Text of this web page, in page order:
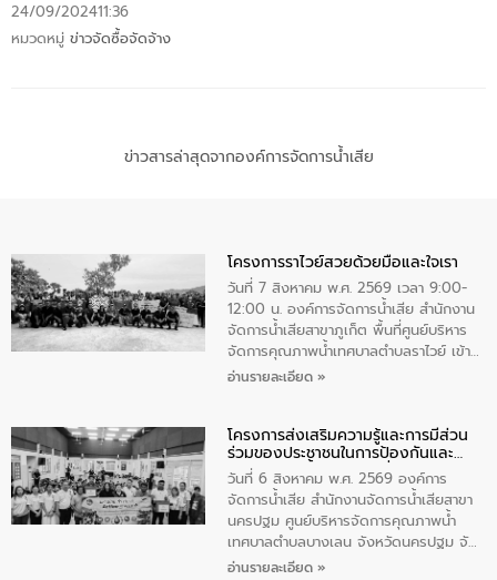
24/09/202411:36
หมวดหมู่ ข่าวจัดซื้อจัดจ้าง
ข่าวสารล่าสุดจากองค์การจัดการน้ำเสีย
โครงการราไวย์สวยด้วยมือและใจเรา
วันที่ 7 สิงหาคม พ.ศ. 2569 เวลา 9:00-
12:00 น. องค์การจัดการน้ำเสีย สำนักงาน
จัดการน้ำเสียสาขาภูเก็ต พื้นที่ศูนย์บริหาร
จัดการคุณภาพน้ำเทศบาลตำบลราไวย์ เข้า
ร่วมโครงการราไวย์สวยด้วยมือและใจเรา
ประชาชน ตัวแทนจากโรงแรมต่างๆ ในเขต
เทศบาลตำบลราไวย์ ศูนย์บริหารจัดการ
คุณภาพน้ำเทศบาลตำบลราไวย์ นำโดยนาย
น้อย แก้วเศษ ผู้จัดการสำนักงานจัดการน้ำ
เสียสาขาภูเก็ต พร้อมด้วยเจ้าหน้าที่ จำนวน
5 คน ร่วมทำกิจกรรม ทำความสะอาด
ชายหาดและแหล่งท่องเที่ยว ณ บริเวณ
อ่านรายละเอียด »
โครงการส่งเสริมความรู้และการมีส่วน
ร่วมของประชาชนในการป้องกันและ
แก้ไขปัญหาน้ำเสียอย่างยั่งยืน
วันที่ 6 สิงหาคม พ.ศ. 2569 องค์การ
จัดการน้ำเสีย สำนักงานจัดการน้ำเสียสาขา
นครปฐม ศูนย์บริหารจัดการคุณภาพน้ำ
เทศบาลตำบลบางเลน จังหวัดนครปฐม จัด
กิจกรรมภายใต้โครงการส่งเสริมความรู้และ
อ่านรายละเอียด »